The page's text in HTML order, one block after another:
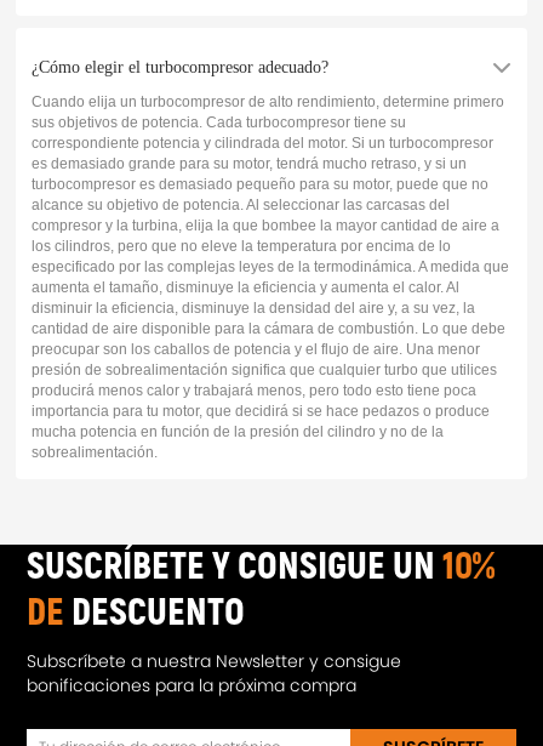
¿Cómo elegir el turbocompresor adecuado?
Cuando elija un turbocompresor de alto rendimiento, determine primero
sus objetivos de potencia. Cada turbocompresor tiene su
correspondiente potencia y cilindrada del motor. Si un turbocompresor
es demasiado grande para su motor, tendrá mucho retraso, y si un
turbocompresor es demasiado pequeño para su motor, puede que no
alcance su objetivo de potencia. Al seleccionar las carcasas del
compresor y la turbina, elija la que bombee la mayor cantidad de aire a
los cilindros, pero que no eleve la temperatura por encima de lo
especificado por las complejas leyes de la termodinámica. A medida que
aumenta el tamaño, disminuye la eficiencia y aumenta el calor. Al
disminuir la eficiencia, disminuye la densidad del aire y, a su vez, la
cantidad de aire disponible para la cámara de combustión. Lo que debe
preocupar son los caballos de potencia y el flujo de aire. Una menor
presión de sobrealimentación significa que cualquier turbo que utilices
producirá menos calor y trabajará menos, pero todo esto tiene poca
importancia para tu motor, que decidirá si se hace pedazos o produce
mucha potencia en función de la presión del cilindro y no de la
sobrealimentación.
SUSCRÍBETE Y CONSIGUE UN10%
DE DESCUENTO
Subscríbete a nuestra Newsletter y consigue
bonificaciones para la próxima compra